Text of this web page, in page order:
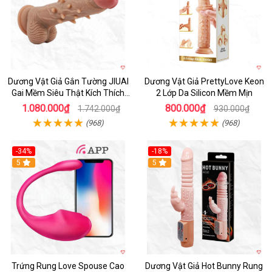
Dương Vật Giả Gắn Tường JIUAI
Gai Mềm Siêu Thật Kích Thích
Cực Đỉnh
1.080.000₫ 1.742.000₫
(968)
Dương Vật Giả PrettyLove Keon
2 Lớp Da Silicon Mềm Mịn
800.000₫ 930.000₫
(968)
-34%
5
Trứng Rung Love Spouse Cao
-18%
Hot
5
Dương Vật Giả Hot Bunny Rung